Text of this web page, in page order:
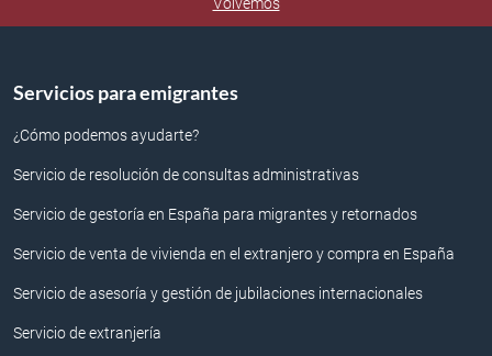
Volvemos
Servicios para emigrantes
¿Cómo podemos ayudarte?
Servicio de resolución de consultas administrativas
Servicio de gestoría en España para migrantes y retornados
Servicio de venta de vivienda en el extranjero y compra en España
Servicio de asesoría y gestión de jubilaciones internacionales
Servicio de extranjería